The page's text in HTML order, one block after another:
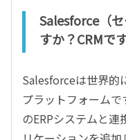
Salesforce（
すか？CRMで
Salesforceは世界的
プラットフォーム
のERPシステムと